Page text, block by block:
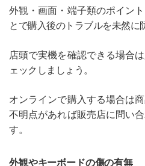
外観・画面・端子類のポイン
とで購入後のトラブルを未然に
店頭で実機を確認できる場合
ェックしましょう。
オンラインで購入する場合は
不明点があれば販売店に問い
す。
外観やキーボードの傷の有無